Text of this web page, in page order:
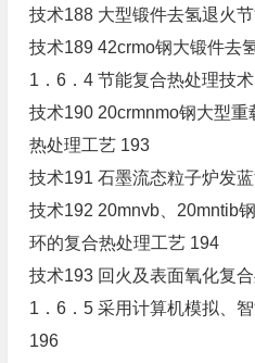
技术188 大型锻件去氢退火
技术189 42crmo钢大锻件去
1．6．4 节能复合热处理技
技术190 20crmnmo钢大型
热处理工艺 193
技术191 石墨流态粒子炉发
技术192 20mnvb、20mntib
环的复合热处理工艺 194
技术193 回火及表面氧化复
1．6．5 采用计算机模拟、
196